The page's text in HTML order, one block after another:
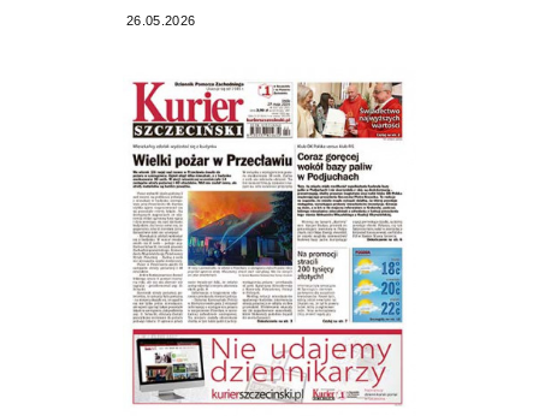
26.05.2026